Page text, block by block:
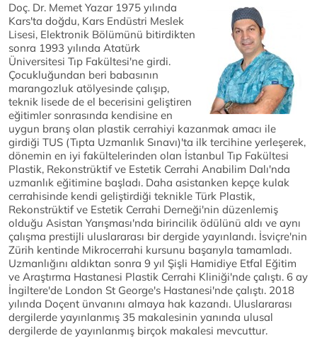
Doç. Dr. Memet Yazar 1975 yılında
Kars'ta doğdu, Kars Endüstri Meslek
Lisesi, Elektronik Bölümünü bitirdikten
sonra 1993 yılında Atatürk
Üniversitesi Tıp Fakültesi'ne girdi.
Çocukluğundan beri babasının
marangozluk atölyesinde çalışıp,
teknik lisede de el becerisini geliştiren
eğitimler sonrasında kendisine en
uygun branş olan plastik cerrahiyi kazanmak amacı ile
girdiği TUS (Tıpta Uzmanlık Sınavı)'ta ilk tercihine yerleşerek,
dönemin en iyi fakültelerinden olan İstanbul Tıp Fakültesi
Plastik, Rekonstrüktif ve Estetik Cerrahi Anabilim Dalı'nda
uzmanlık eğitimine başladı. Daha asistanken kepçe kulak
cerrahisinde kendi geliştirdiği teknikle Türk Plastik,
Rekonstrüktif ve Estetik Cerrahi Derneği'nin düzenlemiş
olduğu Asistan Yarışması'nda birincilik ödülünü aldı ve aynı
çalışma prestijli uluslararası bir dergide yayınlandı. İsviçre'nin
Zürih kentinde Mikrocerrahi kursunu başarıyla tamamladı.
Uzmanlığını aldıktan sonra 9 yıl Şişli Hamidiye Etfal Eğitim
ve Araştırma Hastanesi Plastik Cerrahi Kliniği'nde çalıştı. 6 ay
İngiltere'de London St George's Hastanesi'nde çalıştı. 2018
yılında Doçent ünvanını almaya hak kazandı. Uluslararası
dergilerde yayınlanmış 35 makalesinin yanında ulusal
dergilerde de yayınlanmış birçok makalesi mevcuttur.